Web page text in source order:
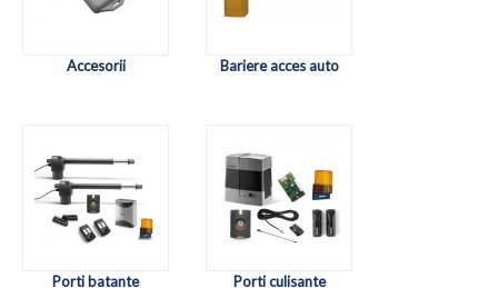
Accesorii Bariere acces auto
Porti batante Porti culisante